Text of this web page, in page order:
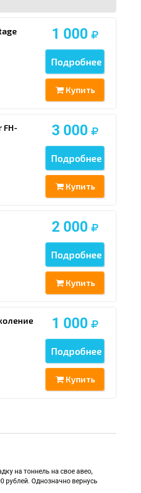
1 000
Подробнее
Купить
3 000
Подробнее
Купить
2 000
Подробнее
Купить
1 000
Подробнее
Купить
на тоннель на свое авео,
рублей. Однозначно вернусь